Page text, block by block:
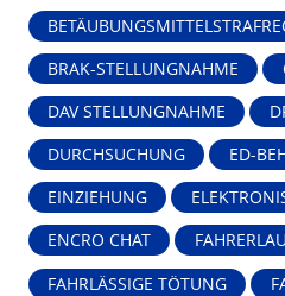
BRAK-STELLUNGNAHME
DAV STELLUNGNAHME
DURCHSUCHUNG ED-
EINZIEHUNG
ENCRO CHAT
FAHRLÄSSIGE TÖTUNG